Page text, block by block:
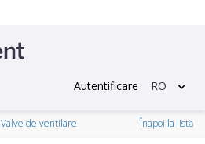
Autentificare RO
Valve de ventilare Înapoi la listă